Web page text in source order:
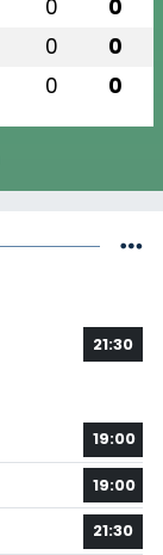
0 0
0 0
0 0
21:30
19:00
19:00
21:30